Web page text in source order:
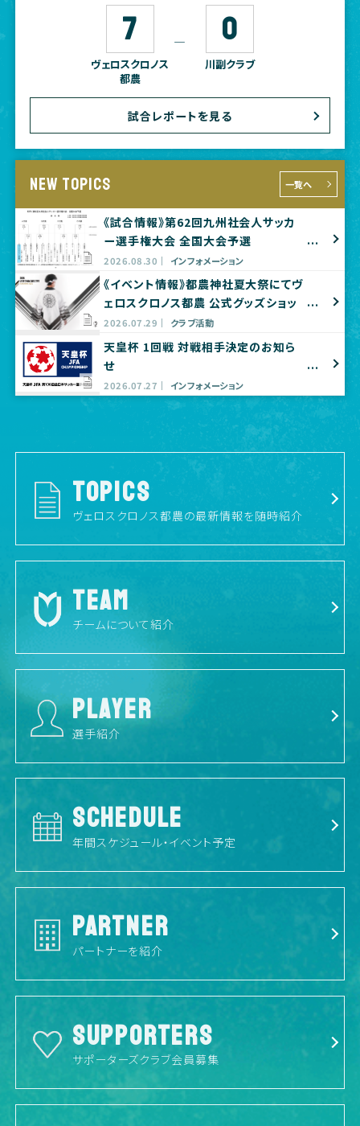
7
ヴェロスクロノス
都農
― 0
川副クラブ
試合レポートを見る
NEW TOPICS 一覧へ
《試合情報》第62回九州社会人サッカ
ー選手権大会 全国大会予選
2026.08.30 インフォメーション
《イベント情報》都農神社夏大祭にてヴ
ェロスクロノス都農 公式グッズショッ
プ出店のお知らせ
2026.07.29 クラブ活動
天皇杯 1回戦 対戦相手決定のお知ら
せ
2026.07.27 インフォメーション
TOPICS
ヴェロスクロノス都農の最新情報を随時紹介
TEAM
チームについて紹介
PLAYER
選手紹介
SCHEDULE
年間スケジュール・イベント予定
PARTNER
パートナーを紹介
SUPPORTERS
サポーターズクラブ会員募集